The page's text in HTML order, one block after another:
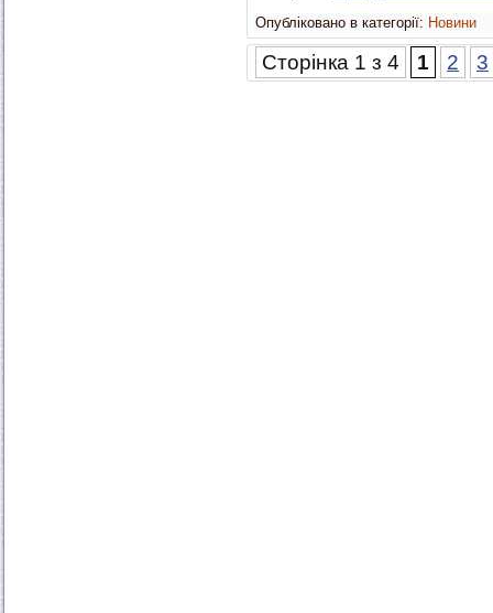
Опубліковано в категорії: Новини
Сторінка 1 з 4 1 2 3